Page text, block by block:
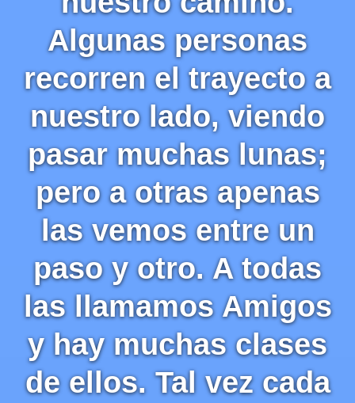
Algunas personas
recorren el trayecto a
nuestro lado, viendo
pasar muchas lunas;
pero a otras apenas
las vemos entre un
paso y otro. A todas
las llamamos Amigos
y hay muchas clases
de ellos. Tal vez cada